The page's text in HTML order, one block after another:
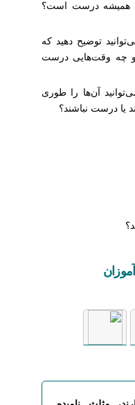
همیشه درست است؟
توضیح دهید که
چه وقت‌هایی درست
آن‌ها را طوری
یا درست نباشند؟